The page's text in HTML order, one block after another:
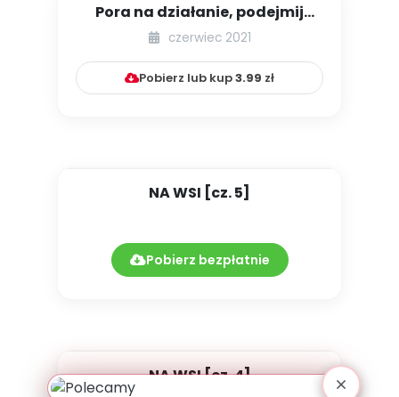
Pora na działanie, podejmij
ekowyzwanie! [1]
czerwiec 2021
Pobierz lub kup3.99 zł
NA WSI [cz. 5]
Pobierz bezpłatnie
NA WSI [cz. 4]